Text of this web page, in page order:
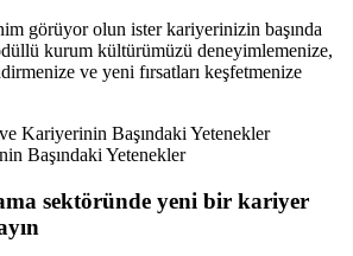
görüyor olun ister kariyerinizin başında
kurum kültürümüzü deneyimlemenize,
ve yeni fırsatları keşfetmenize
Kariyerinin Başındaki Yetenekler
Başındaki Yetenekler
sektöründe yeni bir kariyer